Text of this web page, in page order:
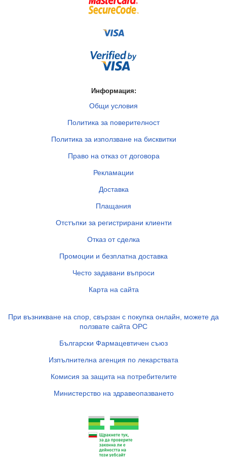
Информация:
Общи условия
Политика за поверителност
Политика за използване на бисквитки
Право на отказ от договора
Рекламации
Доставка
Плащания
Отстъпки за регистрирани клиенти
Отказ от сделка
Промоции и безплатна доставка
Често задавани въпроси
Карта на сайта
При възникване на спор, свързан с покупка онлайн, можете да
ползвате сайта ОРС
Български Фармацевтичен съюз
Изпълнителна агенция по лекарствата
Комисия за защита на потребителите
Министерство на здравеопазването